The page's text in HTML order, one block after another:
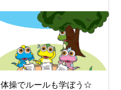
体操でルールも学ぼう☆